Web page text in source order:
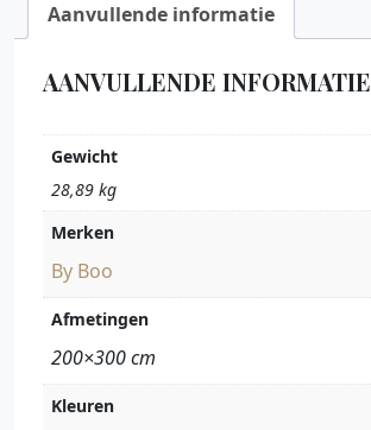
Aanvullende informatie
AANVULLENDE INFORMATIE
Gewicht
28,89 kg
Merken
By Boo
Afmetingen
200×300 cm
Kleuren